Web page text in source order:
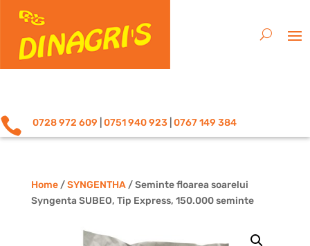
 0728 972 609 0751 940 923 0767 149 384
Home/SYNGENTHA/ Seminte floarea soarelui
Syngenta SUBEO, Tip Express, 150.000 seminte